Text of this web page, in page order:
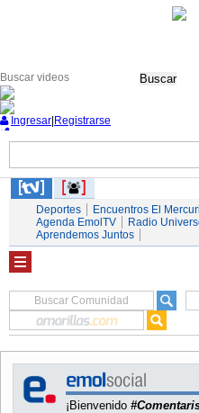
Buscar
Ingresar Registrarse
Deportes Encuentros El
Agenda EmolTV
Radio
Aprendemos Juntos
¡Bienvenido